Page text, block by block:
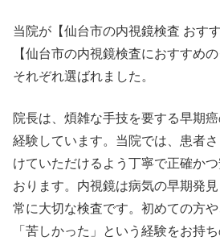
当院が【仙台市の内視鏡検査 おす
【仙台市の内視鏡検査におすすめ
それぞれ選ばれました。
院長は、煩雑な手技を要する早期
経験しています。当院では、患者
けていただけるよう丁寧で正確か
おります。内視鏡は病気の早期発
常に大切な検査です。初めての方や
「苦しかった」という経験をお持